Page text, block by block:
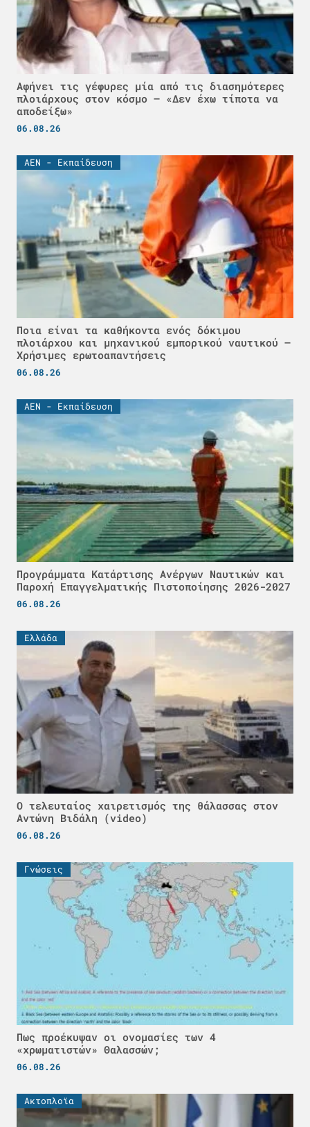
Αφήνει τις γέφυρες μία από τις διασημότερες
πλοιάρχους στον κόσμο – «Δεν έχω τίποτα να
αποδείξω»
06.08.26
ΑΕΝ - Εκπαίδευση
Ποια είναι τα καθήκοντα ενός δόκιμου
πλοιάρχου και μηχανικού εμπορικού ναυτικού –
Χρήσιμες ερωτοαπαντήσεις
06.08.26
ΑΕΝ - Εκπαίδευση
Προγράμματα Κατάρτισης Ανέργων Ναυτικών και
Παροχή Επαγγελματικής Πιστοποίησης 2026-2027
06.08.26
Ελλάδα
Ο τελευταίος χαιρετισμός της θάλασσας στον
Αντώνη Βιδάλη (video)
06.08.26
Γνώσεις
Πως προέκυψαν οι ονομασίες των 4
«χρωματιστών» Θαλασσών;
06.08.26
Ακτοπλοϊα